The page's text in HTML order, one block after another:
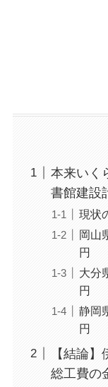
本来いく
書館建設
現状
岡山
円
大分
円
静岡
円
【結論
総工費の